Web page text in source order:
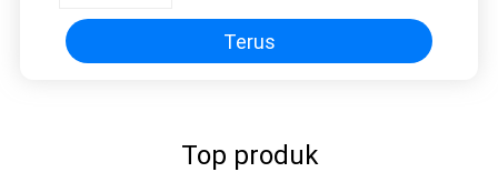
Terus
Top produk